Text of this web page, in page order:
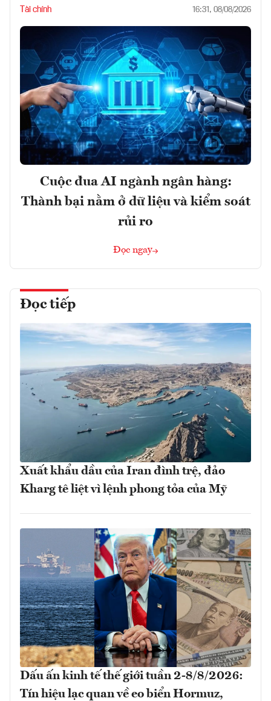
Tài chính 16:31, 08/08/2026
Cuộc đua AI ngành ngân hàng:
Thành bại nằm ở dữ liệu và kiểm soát
rủi ro
Đọc ngay
Đọc tiếp
Xuất khẩu dầu của Iran đình trệ, đảo
Kharg tê liệt vì lệnh phong tỏa của Mỹ
Dấu ấn kinh tế thế giới tuần 2-8/8/2026:
Tín hiệu lạc quan về eo biển Hormuz,